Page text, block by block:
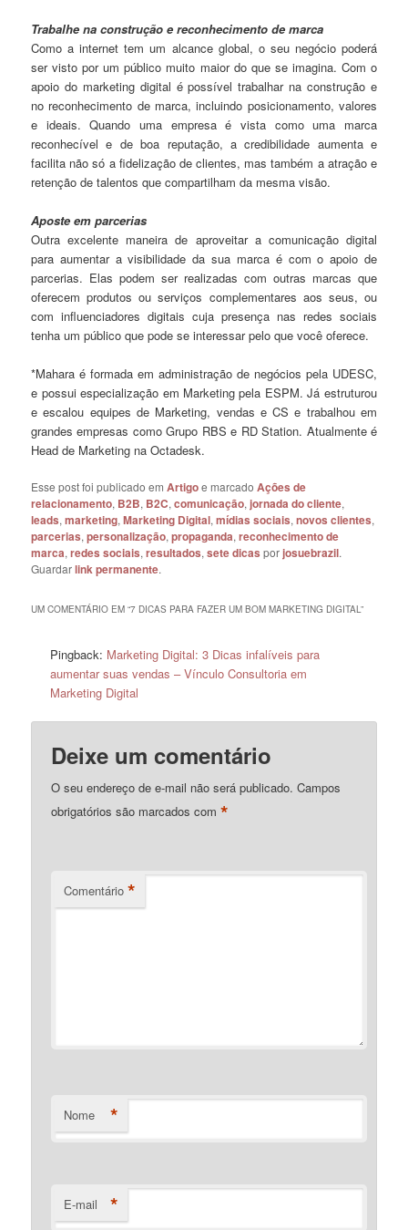
Trabalhe na construção e reconhecimento de marca
Como a internet tem um alcance global, o seu negócio poderá
ser visto por um público muito maior do que se imagina. Com o
apoio do marketing digital é possível trabalhar na construção e
no reconhecimento de marca, incluindo posicionamento, valores
e ideais. Quando uma empresa é vista como uma marca
reconhecível e de boa reputação, a credibilidade aumenta e
facilita não só a fidelização de clientes, mas também a atração e
retenção de talentos que compartilham da mesma visão.
Aposte em parcerias
Outra excelente maneira de aproveitar a comunicação digital
para aumentar a visibilidade da sua marca é com o apoio de
parcerias. Elas podem ser realizadas com outras marcas que
oferecem produtos ou serviços complementares aos seus, ou
com influenciadores digitais cuja presença nas redes sociais
tenha um público que pode se interessar pelo que você oferece.
*Mahara é formada em administração de negócios pela UDESC,
e possui especialização em Marketing pela ESPM. Já estruturou
e escalou equipes de Marketing, vendas e CS e trabalhou em
grandes empresas como Grupo RBS e RD Station. Atualmente é
Head de Marketing na Octadesk.
Esse post foi publicado emArtigoe marcadoAções de
relacionamento, B2B, B2C,comunicação,jornada do cliente,
leads,marketing,Marketing Digital,mídias sociais,novos clientes,
parcerias,personalização,propaganda,reconhecimento de
marca,redes sociais,resultados,sete dicas porjosuebrazil.
Guardarlink permanente.
UM COMENTÁRIO EM “7 DICAS PARA FAZER UM BOM MARKETING DIGITAL”
Pingback: Marketing Digital: 3 Dicas infalíveis para
aumentar suas vendas – Vínculo Consultoria em
Marketing Digital
Deixe um comentário
O seu endereço de e-mail não será publicado. Campos
obrigatórios são marcados com*
Comentário *
Nome *
E-mail *